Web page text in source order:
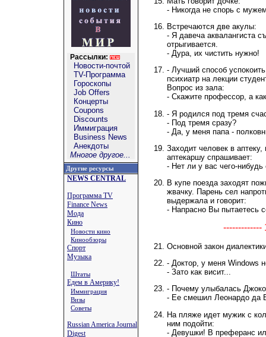
Рассылки:
Новости-почтой
TV-Программа
Гороскопы
Job Offers
Концерты
Coupons
Discounts
Иммиграция
Business News
Анекдоты
Многое другое...
Другие ресурсы
NEWS CENTRAL
Программа TV
Finance News
Мода
Кино
Новости кино
Кинообзоры
Спорт
Музыка
Штаты
Едем в Америку!
Иммиграция
Визы
Советы
Russian America Journal
Digest
- Никогда не спорь с
Встречаются две акулы:
- Я давеча аквалангиста
отрыгивается.
- Дура, их чистить нужно!
- Лучший способ
психиатр на лекции
Вопрос из зала:
- Скажите профессор, а
- Я родился под тремя
- Под тремя сразу?
- Да, у меня папа -
Заходит человек в
аптекаршу спрашивает:
- Нет ли у вас чего-нибудь
В купе поезда заходят
жвачку. Парень сел
выдержала и говорит:
- Напрасно Вы пытаетесь
-------------
Основной закон
- Доктор, у меня Windows
- Зато как висит...
- Почему улыбалась
- Ее смешил Леонардо да
На пляже идет мужик с
ним подойти:
- Девушки! В преферанс